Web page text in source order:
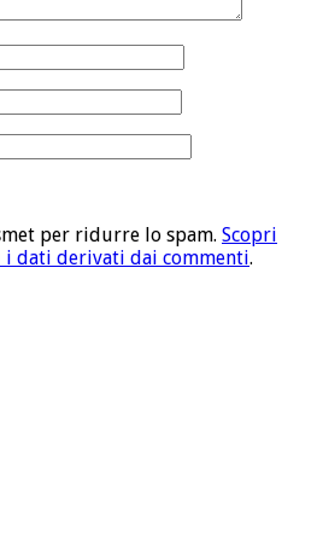
per ridurre lo spam. Scopri
i dati derivati dai commenti.